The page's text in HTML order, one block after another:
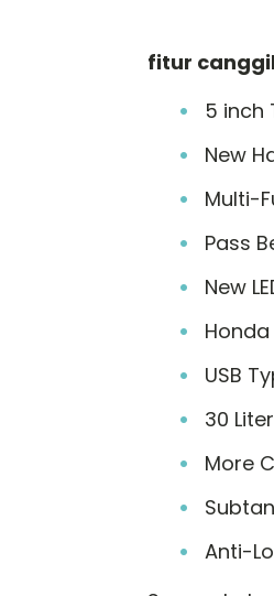
fitur
5 inch
New
Multi-
Pass
New
USB
30
More
Anti-